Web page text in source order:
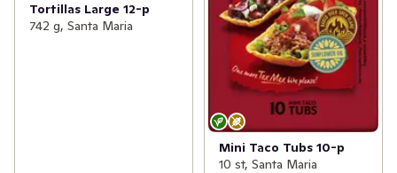
Tortillas Large 12-p
742 g, Santa Maria
Mini Taco Tubs 10-p
10 st, Santa Maria